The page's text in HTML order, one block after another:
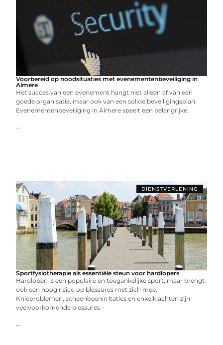
Voorbereid op noodsituaties met evenementenbeveiliging in
Almere
Het succes van een evenement hangt niet alleen af van een
goede organisatie, maar ook van een solide beveiligingsplan.
Evenementenbeveiliging in Almere speelt een belangrijke
...
DIENSTVERLENING
Sportfysiotherapie als essentiële steun voor hardlopers
Hardlopen is een populaire en toegankelijke sport, maar brengt
ook een hoog risico op blessures met zich mee.
Knieproblemen, scheenbeenirritaties en enkelklachten zijn
veelvoorkomende blessures
...